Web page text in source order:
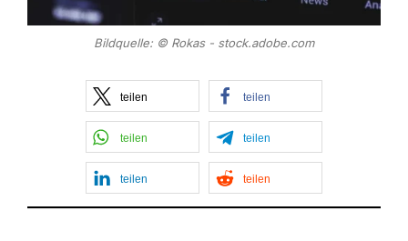
Bildquelle: © Rokas - stock.adobe.com
teilen teilen
teilen teilen
teilen teilen